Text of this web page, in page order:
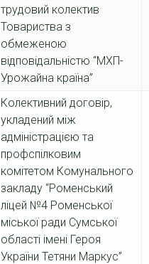
трудовий колектив
Товариства з
обмеженою
відповідальністю “МХП-
Урожайна країна”
Колективний договір,
укладений між
адміністрацією та
профспілковим
комітетом Комунального
закладу “Роменський
ліцей №4 Роменської
міської ради Сумської
області імені Героя
України Тетяни Маркус”